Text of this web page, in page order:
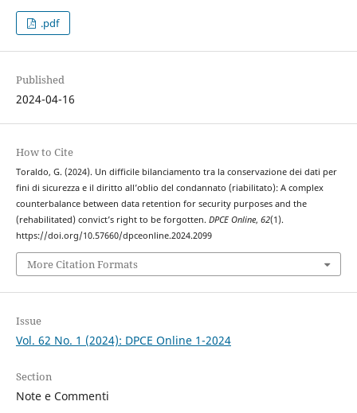
.pdf
Published
2024-04-16
How to Cite
Toraldo, G. (2024). Un difficile bilanciamento tra la conservazione dei dati per
fini di sicurezza e il diritto all’oblio del condannato (riabilitato): A complex
counterbalance between data retention for security purposes and the
(rehabilitated) convict’s right to be forgotten. DPCE Online, 62(1).
https://doi.org/10.57660/dpceonline.2024.2099
More Citation Formats
Issue
Vol. 62 No. 1 (2024): DPCE Online 1-2024
Section
Note e Commenti